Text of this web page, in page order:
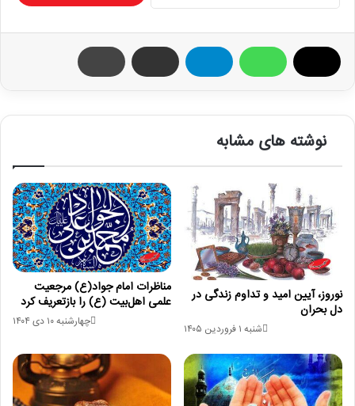
نوشته های مشابه
مناظرات امام جواد(ع) مرجعیت
علمی اهل‌بیت (ع) را بازتعریف کرد
چهارشنبه ۱۰ دی ۱۴۰۴
نوروز، آیین امید و تداوم زندگی در
دل بحران
شنبه ۱ فروردین ۱۴۰۵